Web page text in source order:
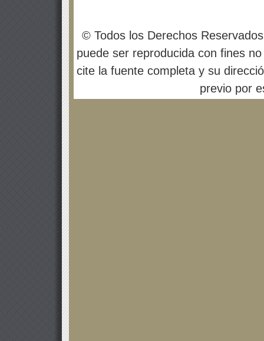
© Todos los Derechos
puede ser reproducida con fines
cite la fuente completa y su
previo por